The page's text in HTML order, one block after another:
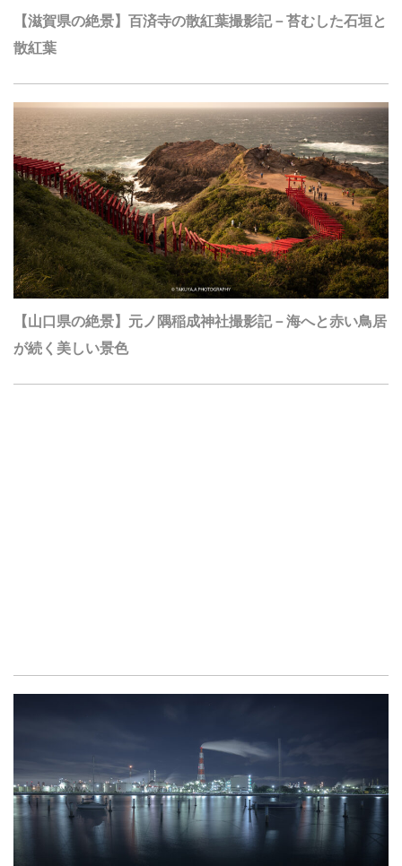
【滋賀県の絶景】百済寺の散紅葉撮影記－苔むした石垣と
散紅葉
【山口県の絶景】元ノ隅稲成神社撮影記－海へと赤い鳥居
が続く美しい景色